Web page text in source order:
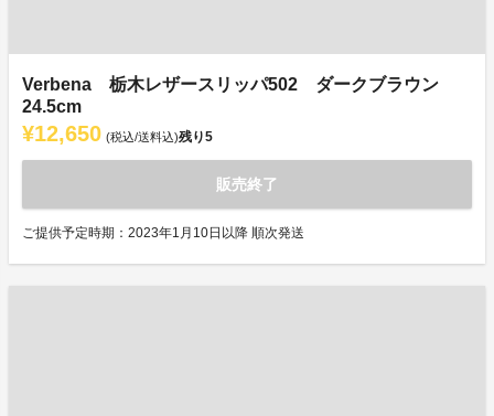
Verbena 栃木レザースリッパ502 ダークブラウン
24.5cm
¥12,650 (税込/送料込)残り5
販売終了
ご提供予定時期：2023年1月10日以降 順次発送